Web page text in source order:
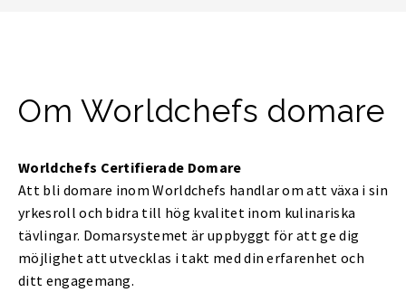
Om Worldchefs domare
Worldchefs Certifierade Domare
Att bli domare inom Worldchefs handlar om att växa i sin
yrkesroll och bidra till hög kvalitet inom kulinariska
tävlingar. Domarsystemet är uppbyggt för att ge dig
möjlighet att utvecklas i takt med din erfarenhet och
ditt engagemang.